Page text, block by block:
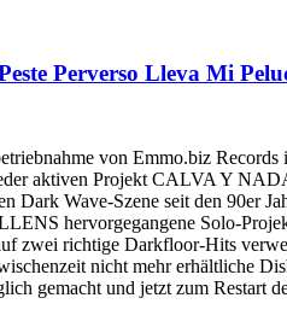
Perverso Lleva Mi
von Emmo.biz Records
aktiven Projekt CALVA Y
Dark Wave-Szene seit den 90er
hervorgegangene Solo-
zwei richtige Darkfloor-Hits
nicht mehr erhältliche
gemacht und jetzt zum Restart